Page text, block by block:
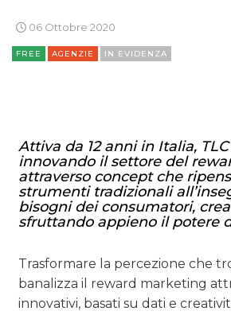
06 Ottobre 2020
FREE AGENZIE IN EVIDENZA
Attiva da 12 anni in Italia,
innovando il settore del
attraverso concept che
strumenti tradizionali
bisogni dei consumatori,
sfruttando appieno il potere
Trasformare la percezione che
banalizza il reward marketing
innovativi, basati su dati e